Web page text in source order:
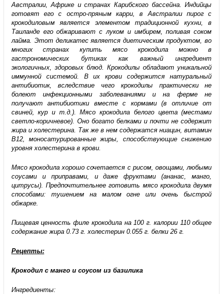
Австралии, Африке и странах Карибского бассейна. Индийцы
готовят его с остро-пряным карри, в Австралии пирог с
крокодиловым является элементом традиционной кухни, в
Таиланде его обжаривают с луком и имбирем, поливая соком
лайма. Этот деликатес является диетическим продуктом, во
многих странах купить мясо крокодила можно в
гастрономических бутиках как важный ингредиент
экологичных, здоровых блюд. Крокодилы обладают уникальной
иммунной системой. В их крови содержится натуральный
антибиотик, вследствие чего крокодилы практически не
болеют инфекционными заболеваниями и на ферме не
получают антибиотики вместе с кормами (в отличие от
свиней, кур и т.д.). Мясо крокодила белого цвета (местами
светло-коричневое). Оно богато белками и почти не содержит
жира и холестерина. Так же в нем содержатся ниацин, витамин
В12, моносатурированные жиры, способствующие снижению
уровня холестерина в крови.
Мясо крокодила хорошо сочетается с рисом, овощами, любыми
соусами и приправами, и даже фруктами (ананас, манго,
цитрусы). Предпочтительнее готовить мясо крокодила двумя
способами: тушением на малом огне или очень быстрой
обжарке.
Пищевая ценность филе крокодила на 100 г. калории 110 общее
содержание жира 0.73 г. холестерин 0.055 г. белки 26 г.
Рецепты:
Крокодил с манго и соусом из базилика
Ингредиенты: